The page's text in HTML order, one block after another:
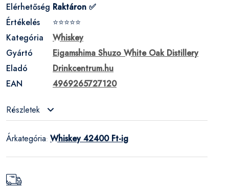
Elérhetőség Raktáron ✅
Értékelés
⭐⭐⭐⭐⭐
Kategória
Whiskey
Gyártó
Eigamshima Shuzo White Oak Distillery
Eladó
Drinkcentrum.hu
EAN
4969265727120
Részletek
Árkategória: Whiskey 42400 Ft-ig